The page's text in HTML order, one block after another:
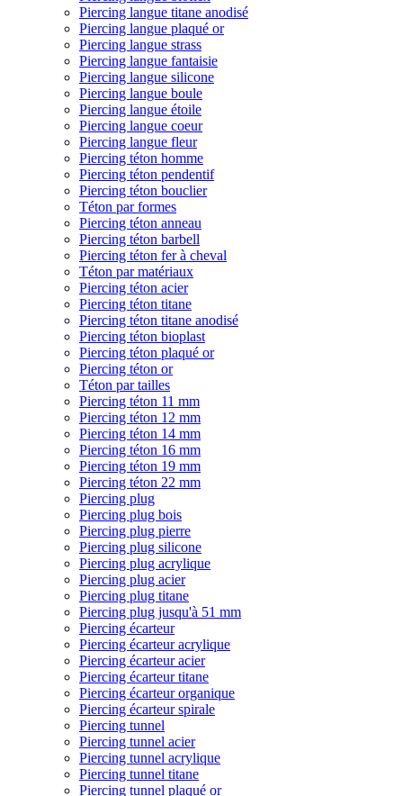
Piercing langue titane anodisé
Piercing langue plaqué or
Piercing langue strass
Piercing langue fantaisie
Piercing langue silicone
Piercing langue boule
Piercing langue étoile
Piercing langue coeur
Piercing langue fleur
Piercing téton homme
Piercing téton pendentif
Piercing téton bouclier
Téton par formes
Piercing téton anneau
Piercing téton barbell
Piercing téton fer à cheval
Téton par matériaux
Piercing téton acier
Piercing téton titane
Piercing téton titane anodisé
Piercing téton bioplast
Piercing téton plaqué or
Piercing téton or
Téton par tailles
Piercing téton 11 mm
Piercing téton 12 mm
Piercing téton 14 mm
Piercing téton 16 mm
Piercing téton 19 mm
Piercing téton 22 mm
Piercing plug
Piercing plug bois
Piercing plug pierre
Piercing plug silicone
Piercing plug acrylique
Piercing plug acier
Piercing plug titane
Piercing plug jusqu'à 51 mm
Piercing écarteur
Piercing écarteur acrylique
Piercing écarteur acier
Piercing écarteur titane
Piercing écarteur organique
Piercing écarteur spirale
Piercing tunnel
Piercing tunnel acier
Piercing tunnel acrylique
Piercing tunnel titane
Piercing tunnel plaqué or